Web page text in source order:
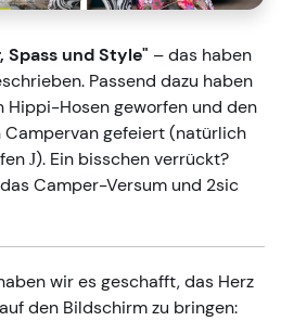
und Style" – das haben
Passend dazu haben
Hippi-Hosen geworfen und den
Campervan gefeiert (natürlich
J). Ein bisschen verrückt?
Camper-Versum und 2sic
wir es geschafft, das Herz
den Bildschirm zu bringen: